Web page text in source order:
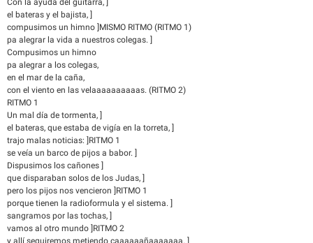
Con la ayuda del guitarra, ]
el bateras y el bajista, ]
compusimos un himno ]MISMO RITMO (RITMO 1)
pa alegrar la vida a nuestros colegas. ]
Compusimos un himno
pa alegrar a los colegas,
en el mar de la caña,
con el viento en las velaaaaaaaaaas. (RITMO 2)
RITMO 1
Un mal día de tormenta, ]
el bateras, que estaba de vigía en la torreta, ]
trajo malas noticias: ]RITMO 1
se veía un barco de pijos a babor. ]
Dispusimos los cañones ]
que disparaban solos de los Judas, ]
pero los pijos nos vencieron ]RITMO 1
porque tienen la radioformula y el sistema. ]
sangramos por las tochas, ]
vamos al otro mundo ]RITMO 2
y allí seguiremos metiendo caaaaaañaaaaaaa. ]